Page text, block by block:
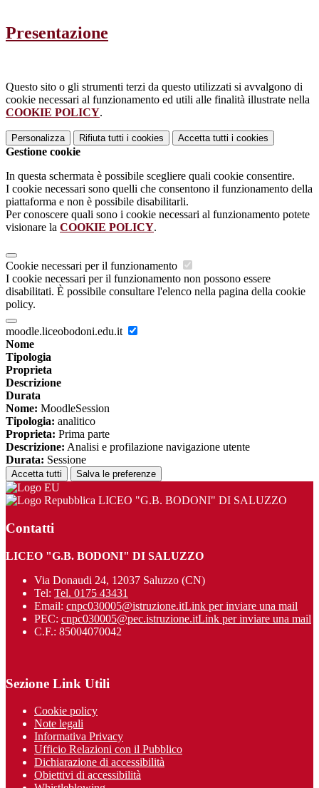
Presentazione
Questo sito o gli strumenti terzi da questo utilizzati si avvalgono di
cookie necessari al funzionamento ed utili alle finalità illustrate nella
COOKIE POLICY.
Personalizza Rifiuta tutti i cookies Accetta tutti i cookies
Gestione cookie
In questa schermata è possibile scegliere quali cookie consentire.
I cookie necessari sono quelli che consentono il funzionamento della
piattaforma e non è possibile disabilitarli.
Per conoscere quali sono i cookie necessari al funzionamento potete
visionare la COOKIE POLICY.
Cookie necessari per il funzionamento
I cookie necessari per il funzionamento non possono essere
disabilitati. È possibile consultare l'elenco nella pagina della cookie
policy.
moodle.liceobodoni.edu.it
Nome
Tipologia
Proprieta
Descrizione
Durata
Nome: MoodleSession
Tipologia: analitico
Proprieta: Prima parte
Descrizione: Analisi e profilazione navigazione utente
Durata: Sessione
Accetta tutti Salva le preferenze
LICEO "G.B. BODONI" DI SALUZZO
Contatti
LICEO "G.B. BODONI" DI SALUZZO
Via Donaudi 24, 12037 Saluzzo (CN)
Tel: Tel. 0175 43431
Email: cnpc030005@istruzione.itLink per inviare una mail
PEC: cnpc030005@pec.istruzione.itLink per inviare una mail
C.F.: 85004070042
Sezione Link Utili
Cookie policy
Note legali
Informativa Privacy
Ufficio Relazioni con il Pubblico
Dichiarazione di accessibilità
Obiettivi di accessibilità